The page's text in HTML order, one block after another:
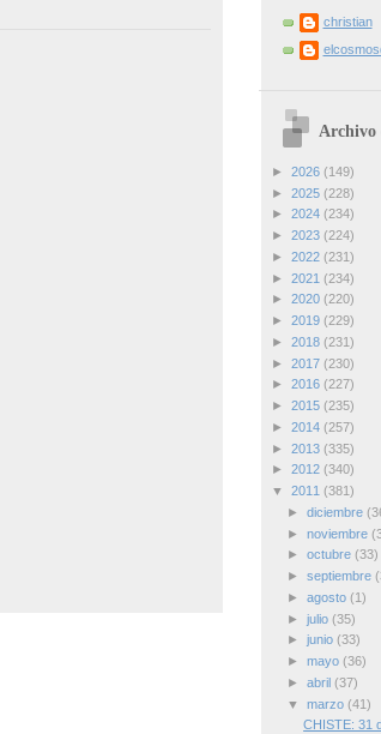
christian
Archivo
► 2026 (149)
► 2025 (228)
► 2024 (234)
► 2023 (224)
► 2022 (231)
► 2021 (234)
► 2020 (220)
► 2019 (229)
► 2018 (231)
► 2017 (230)
► 2016 (227)
► 2015 (235)
► 2014 (257)
► 2013 (335)
► 2012 (340)
▼ 2011 (381)
► diciembre
► noviembre
► octubre (33)
► septiembre
► agosto (1)
► julio (35)
► junio (33)
► mayo (36)
► abril (37)
▼ marzo (41)
CHISTE: 31